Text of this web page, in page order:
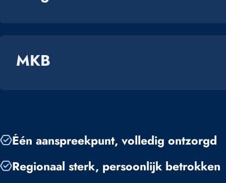
MKB
Één aanspreekpunt, volledig ontzorgd
Regionaal sterk, persoonlijk betrokken